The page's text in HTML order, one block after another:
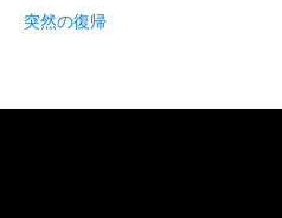
突然の復帰